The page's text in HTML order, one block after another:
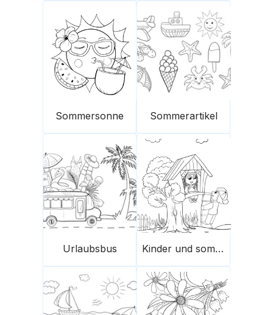
Sommersonne Sommerartikel
Urlaubsbus Kinder und sommerliches Baumhaus